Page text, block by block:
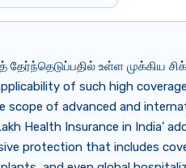
தேர்ந்தெடுப்பதில் உள்ள முக்கிய
of such high
scope of advanced and
Health Insurance in India’
protection that includes